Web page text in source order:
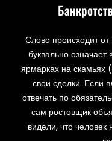
Слово происходит
буквально означает
ярмарках на
свои сделки. Если
отвечать по
сам ростовщик
видели, что человек